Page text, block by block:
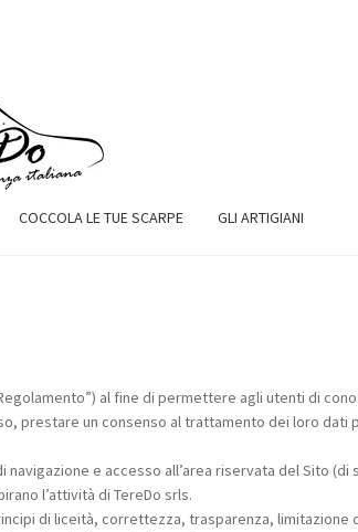
COCCOLA LE TUE SCARPE GLI ARTIGIANI
al fine di permettere agli utenti di
prestare un consenso al trattamento dei loro dati
e accesso all’area riservata del Sito
l’attività di TereDo srls.
di liceità, correttezza, trasparenza, limitazione